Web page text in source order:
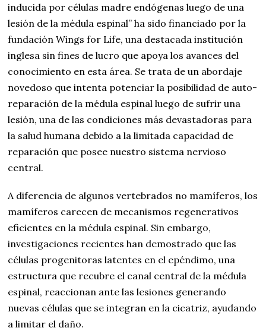
inducida por células madre endógenas luego de una
lesión de la médula espinal” ha sido financiado por la
fundación Wings for Life, una destacada institución
inglesa sin fines de lucro que apoya los avances del
conocimiento en esta área. Se trata de un abordaje
novedoso que intenta potenciar la posibilidad de auto-
reparación de la médula espinal luego de sufrir una
lesión, una de las condiciones más devastadoras para
la salud humana debido a la limitada capacidad de
reparación que posee nuestro sistema nervioso
central.
A diferencia de algunos vertebrados no mamíferos, los
mamíferos carecen de mecanismos regenerativos
eficientes en la médula espinal. Sin embargo,
investigaciones recientes han demostrado que las
células progenitoras latentes en el epéndimo, una
estructura que recubre el canal central de la médula
espinal, reaccionan ante las lesiones generando
nuevas células que se integran en la cicatriz, ayudando
a limitar el daño.